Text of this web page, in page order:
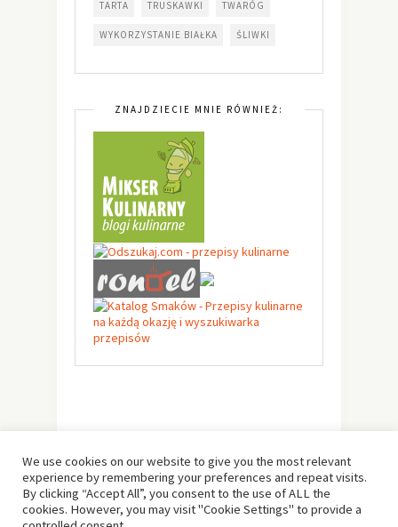
TARTA TRUSKAWKI TWARÓG
WYKORZYSTANIE BIAŁKA ŚLIWKI
ZNAJDZIECIE MNIE RÓWNIEŻ:
We use cookies on our website to give you the most relevant
experience by remembering your preferences and repeat visits.
By clicking “Accept All”, you consent to the use of ALL the
cookies. However, you may visit "Cookie Settings" to provide a